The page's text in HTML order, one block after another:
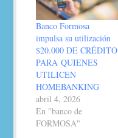
Banco Formosa
impulsa su utilización
$20.000 DE CRÉDITO
PARA QUIENES
UTILICEN
HOMEBANKING
abril 4, 2026
En "banco de
FORMOSA"